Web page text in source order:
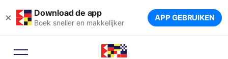
× Download de app
Boek sneller en makkelijker APP GEBRUIKEN